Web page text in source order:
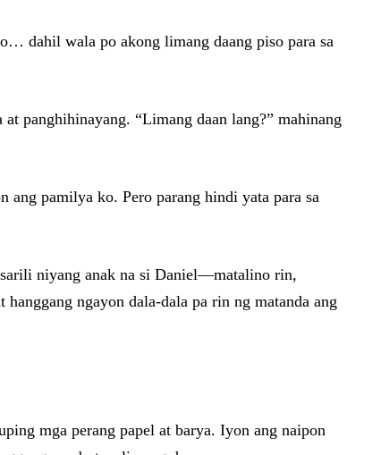
dahil wala po akong limang daang piso para sa
panghihinayang. “Limang daan lang?” mahinang
ang pamilya ko. Pero parang hindi yata para sa
sarili niyang anak na si Daniel—matalino rin,
ngayon dala-dala pa rin ng matanda ang
mga perang papel at barya. Iyon ang naipon